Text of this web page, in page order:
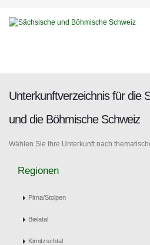
Unterkunftverzeichnis für die
und die Böhmische Schweiz
Wählen Sie Ihre Unterkunft nach
Regionen
Pirna/Stolpen
Bielatal
Kirnitzschtal